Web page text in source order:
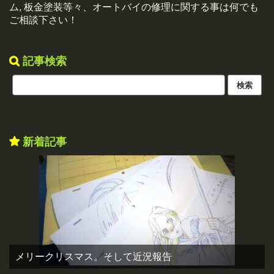
ム, 板金塗装等々、オートバイの修理に関する事は何でも
ご相談下さい！
記事検索
新着記事
メリークリスマス。そして近況報告